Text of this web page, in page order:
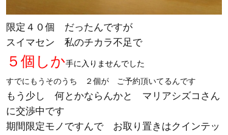
限定４０個 だったんですが
スイマセン 私のチカラ不足で
５個しか手に入りませんでした
すでにもうそのうち ２個が ご予約頂いてるんです
もう少し 何とかならんかと マリアシズコさん
に交渉中です
期間限定モノですんで お取り置きはクインテッ